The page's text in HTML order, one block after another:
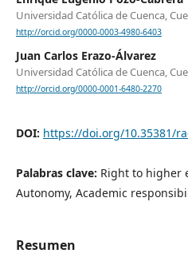
Universidad Católica de Cuenca,
http://orcid.org/0000-0003-4980-6403
Juan Carlos Erazo-Álvarez
Universidad Católica de Cuenca,
http://orcid.org/0000-0001-6480-2270
DOI: https://doi.org/10.35381/
Palabras clave: Right to higher
Autonomy, Academic
Resumen